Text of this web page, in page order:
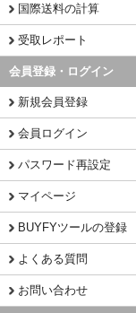
国際送料の計算
受取レポート
会員登録・ログイン
新規会員登録
会員ログイン
パスワード再設定
マイページ
BUYFYツールの登録
よくある質問
お問い合わせ